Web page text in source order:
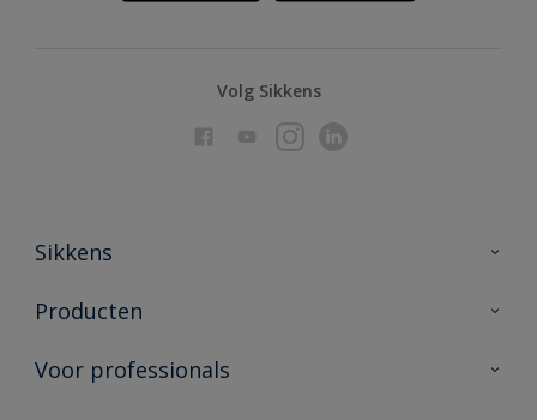
Volg Sikkens
Sikkens
Over Sikkens
Duurzaamheid
Producten
Producten voor binnen
Voor professionals